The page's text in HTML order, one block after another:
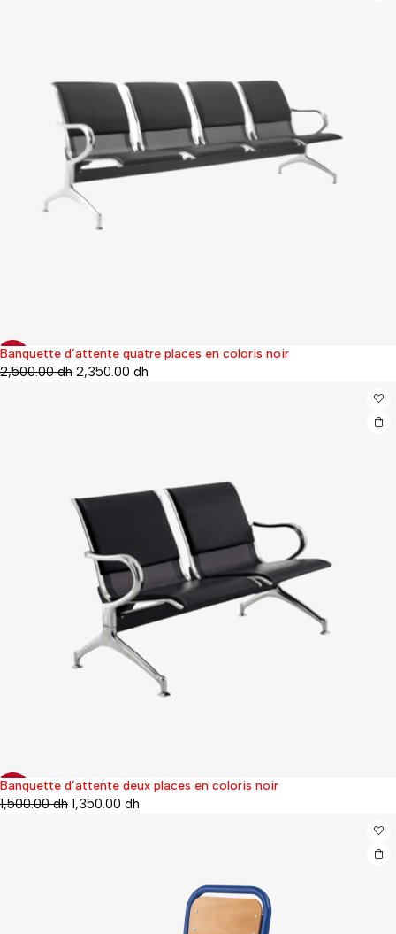
-6%
Banquette d’attente quatre places en coloris noir
2,500.00dh 2,350.00 dh
10%
Banquette d’attente deux places en coloris noir
1,500.00dh 1,350.00 dh